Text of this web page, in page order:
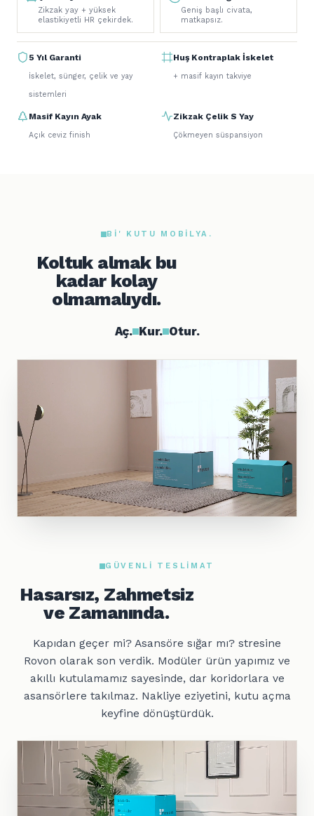
Zikzak yay + yüksek
elastikiyetli HR çekirdek.
Geniş başlı civata,
matkapsız.
5 Yıl Garanti
İskelet, sünger, çelik ve yay
sistemleri
Huş Kontraplak İskelet
+ masif kayın takviye
Masif Kayın Ayak
Açık ceviz finish
Zikzak Çelik S Yay
Çökmeyen süspansiyon
BI' KUTU MOBILYA.
Koltuk almak bu
kadar kolay
olmamalıydı.
Aç. Kur. Otur.
GÜVENLI TESLIMAT
Hasarsız, Zahmetsiz
ve Zamanında.
Kapıdan geçer mi? Asansöre sığar mı? stresine
Rovon olarak son verdik. Modüler ürün yapımız ve
akıllı kutulamamız sayesinde, dar koridorlara ve
asansörlere takılmaz. Nakliye eziyetini, kutu açma
keyfine dönüştürdük.